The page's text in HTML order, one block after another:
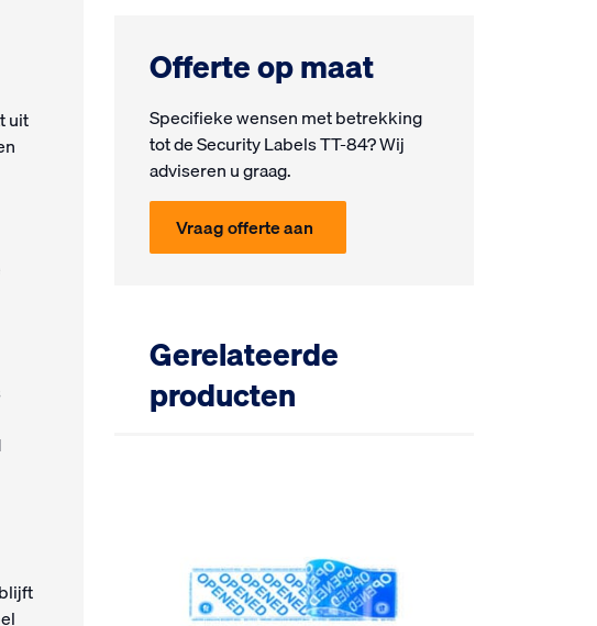
uit
Offerte op maat
Specifieke wensen met be­trek­king
tot de Security Labels TT-84? Wij
ad­vi­seren u graag.
Vraag offerte aan
Gerelateerde
producten